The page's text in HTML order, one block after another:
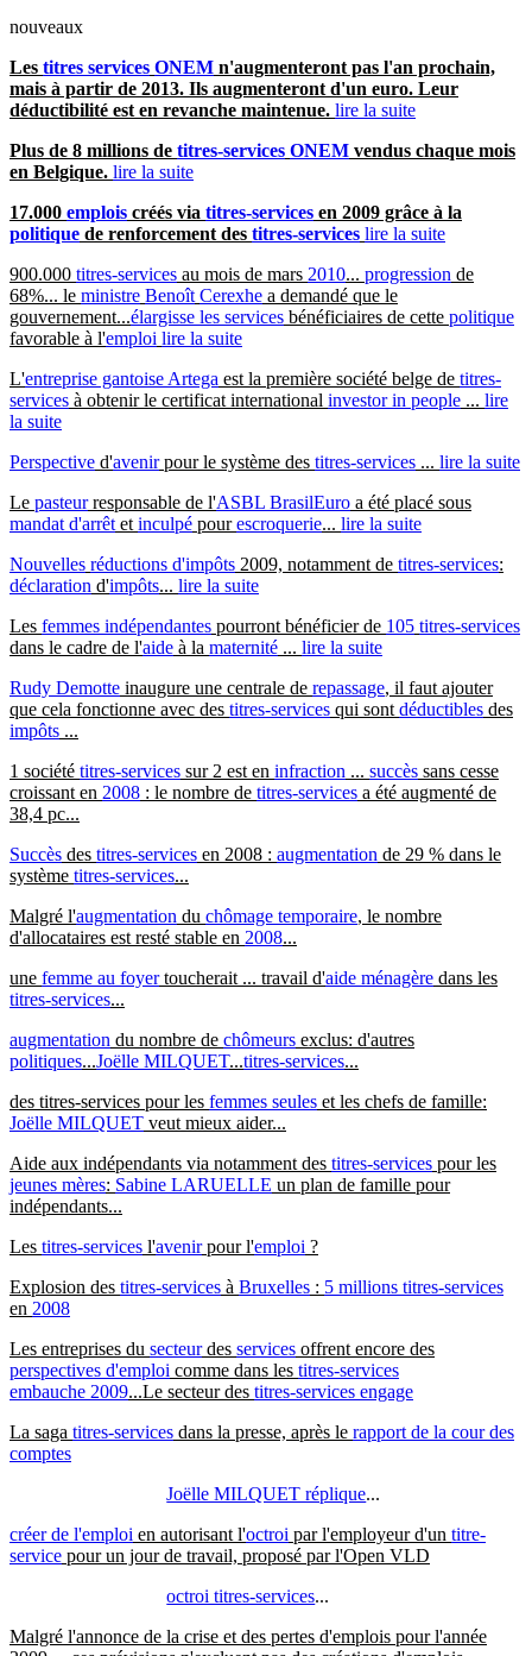
nouveaux
Les titres services ONEM n'augmenteront pas l'an prochain,
mais à partir de 2013. Ils augmenteront d'un euro. Leur
déductibilité est en revanche maintenue. lire la suite
Plus de 8 millions de titres-services ONEM vendus chaque mois
en Belgique. lire la suite
17.000 emplois créés via titres-services en 2009 grâce à la
politique de renforcement des titres-services lire la suite
900.000 titres-services au mois de mars 2010... progression de
68%... le ministre Benoît Cerexhe a demandé que le
gouvernement...élargisse les services bénéficiaires de cette politique
favorable à l'emploi lire la suite
L'entreprise gantoise Artega est la première société belge de titres-
services à obtenir le certificat international investor in people ... lire
la suite
Perspective d'avenirpour le système des titres-services ... lire la suite
Le pasteurresponsable de l'ASBL BrasilEuro a été placé sous
mandat d'arrêt et inculpé pourescroquerie... lire la suite
Nouvelles réductions d'impôts 2009, notamment de titres-services:
déclaration d'impôts... lire la suite
Les femmes indépendantes pourront bénéficier de 105 titres-services
dans le cadre de l'aide à la maternité ... lire la suite
Rudy Demotte inaugure une centrale de repassage, il faut ajouter
que cela fonctionne avec des titres-services qui sont déductibles des
impôts ...
1 société titres-services sur 2 est en infraction ... succès sans cesse
croissant en 2008 : le nombre de titres-services a été augmenté de
38,4 pc...
Succès des titres-services en 2008 : augmentation de 29 % dans le
système titres-services...
Malgré l'augmentation du chômage temporaire, le nombre
d'allocataires est resté stable en 2008...
une femme au foyertoucherait ... travail d'aide ménagère dans les
titres-services...
augmentation du nombre de chômeurs exclus: d'autres
politiques...Joëlle MILQUET...titres-services...
des titres-services pour les femmes seules et les chefs de famille:
Joëlle MILQUET veut mieux aider...
Aide aux indépendants via notamment des titres-services pour les
jeunes mères: Sabine LARUELLE un plan de famille pour
indépendants...
Les titres-services l'avenirpour l'emploi ?
Explosion des titres-services à Bruxelles : 5 millions titres-services
en 2008
Les entreprises du secteurdes services offrent encore des
perspectives d'emploi comme dans les titres-services
embauche 2009...Le secteur des titres-services engage
La saga titres-services dans la presse, après le rapport de la cour des
comptes
Joëlle MILQUET réplique...
créer de l'emploi en autorisant l'octroi par l'employeur d'un titre-
service pour un jour de travail, proposé par l'Open VLD
octroi titres-services...
Malgré l'annonce de la crise et des pertes d'emplois pour l'année